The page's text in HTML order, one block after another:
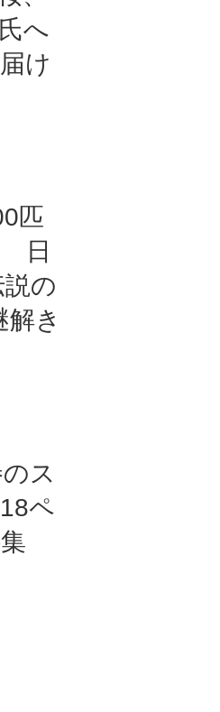
へ
け
匹
日
の
き
ス
ペ